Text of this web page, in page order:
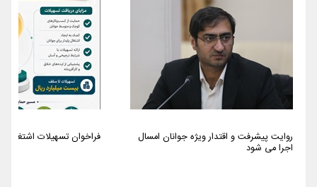
روایت پیشرفت و اقتدار ویژه جوانان امسال
اجرا می شود
فراخوان تسهیلات اشتغالزایی